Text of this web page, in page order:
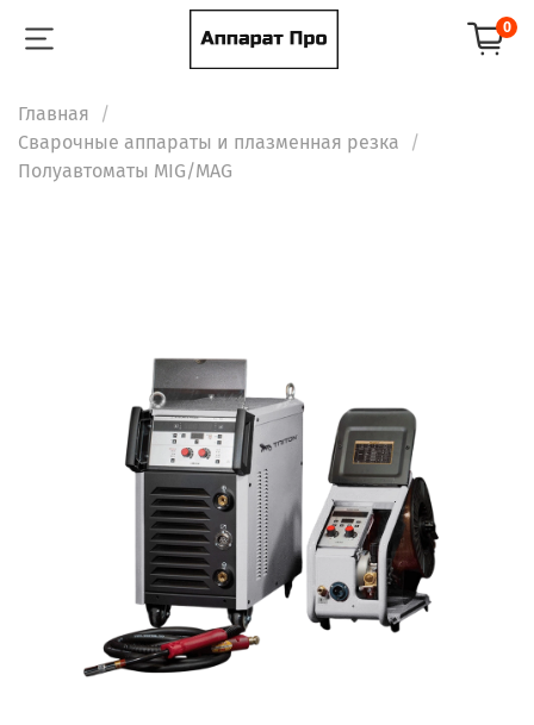
0
Главная
Сварочные аппараты и плазменная резка
Полуавтоматы MIG/MAG